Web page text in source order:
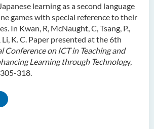
learning as a second language
games with special reference to their
In Kwan, R, McNaught, C, Tsang, P.,
Li, K. C. Paper presented at the 6th
Conference on ICT in Teaching and
Learning through Technology,
305-318.